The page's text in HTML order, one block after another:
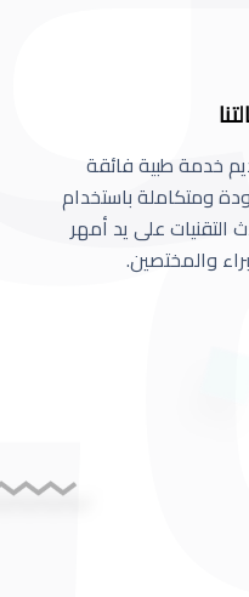
خدمة طبية فائقة
ومتكاملة باستخدام
التقنيات على يد أمهر
والمختصين.